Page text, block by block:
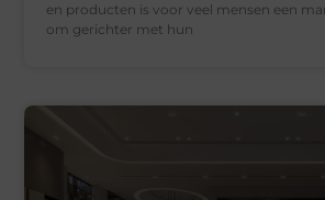
en producten is voor veel mensen een
om gerichter met hun